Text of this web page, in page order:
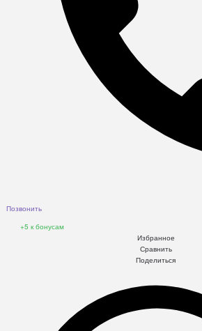
Позвонить
+5 к бонусам
Избранное
Сравнить
Поделиться